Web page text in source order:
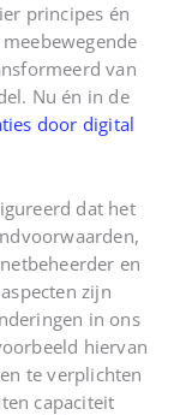
principes én
van
Nu én in de
door digital
dat het
en
zijn
in ons
hiervan
te verplichten
capaciteit